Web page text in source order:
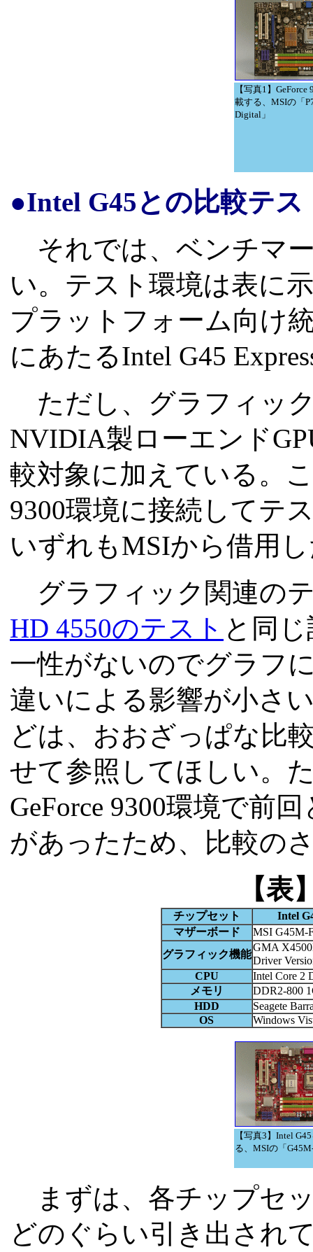
【写真1】GeForce
載する、MSIの「
Digital」
●Intel G45との比較テス
それでは、ベンチマ
い。テスト環境は表に
プラットフォーム向け
にあたるIntel G45
ただし、グラフィッ
NVIDIA製ローエンド
較対象に加えている。こ
9300環境に接続してテ
いずれもMSIから借用
グラフィック関連の
HD 4550のテスト と同
一性がないのでグラフ
違いによる影響が小さ
どは、おおざっぱな比
せて参照してほしい。
GeForce 9300環境で前
があったため、比較の
【表
チップセット
Intel
マザーボード
MSI G45M-
グラフィック機能
GMA
Driver
CPU
Intel Core 2
メモリ
DDR2-800
HDD
Seagete
OS
Windows
【写真3】Intel
る、MSIの「
まずは、各チップセ
どのぐらい引き出され